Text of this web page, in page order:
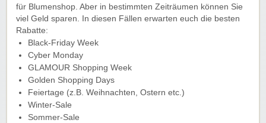
für Blumenshop. Aber in bestimmten Zeiträumen können Sie
viel Geld sparen. In diesen Fällen erwarten euch die besten
Rabatte:
Black-Friday Week
Cyber Monday
GLAMOUR Shopping Week
Golden Shopping Days
Feiertage (z.B. Weihnachten, Ostern etc.)
Winter-Sale
Sommer-Sale